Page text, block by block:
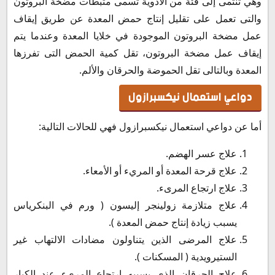
والتى تعمل على تقليل إنتاج حمض المعدة عن طريق إيقاف
عمل مضخة البروتون الموجودة في خلايا المعدة وعندما يتم
إيقاف عمل مضخة البروتون، تقل كمية الحمض التى تفرزها
المعدة وبالتالى تقل الحموضة والحرقان والألم.
دواعي استعمال نيكسبرازول
أما عن دواعي استعمال نيكسبرازول فهي للحالات التالية:
علاج عسر الهضم.
علاج قرحة المعدة أو المريء أو الأمعاء.
علاج ارتجاع المرىء.
علاج متلازمة زولينجر إليسون ( ورم في البنكرياس
يسبب زيادة إنتاج حمض المعدة ).
علاج المرضى الذين يتناولون مضادات الالتهاب غير
الستيرويدية ( المسكنات ).